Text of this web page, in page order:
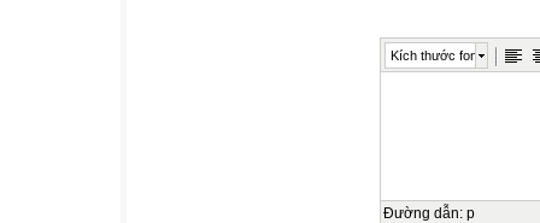
Kích thước font
Đường dẫn: p